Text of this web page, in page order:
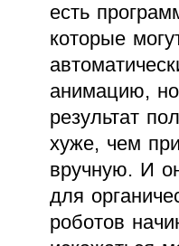
есть
которые
анимацию,
результат
хуже, чем
вручную. И
для
роботов